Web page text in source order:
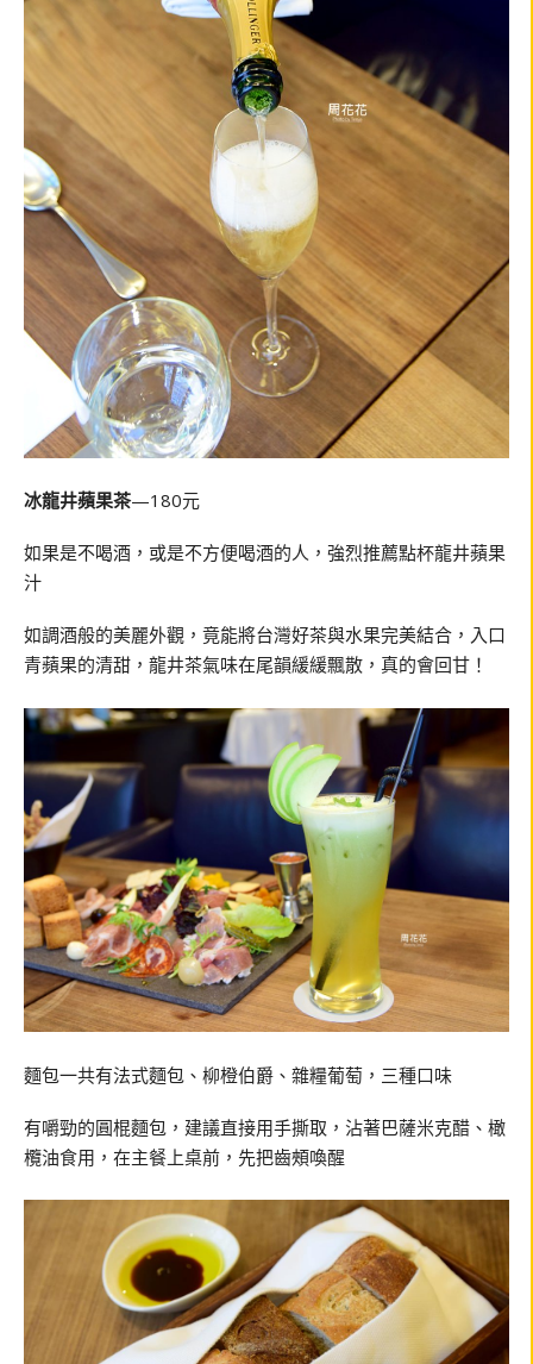
冰龍井蘋果茶—180元
如果是不喝酒，或是不方便喝酒的人，強烈推薦點杯龍井蘋果
汁
如調酒般的美麗外觀，竟能將台灣好茶與水果完美結合，入口
青蘋果的清甜，龍井茶氣味在尾韻緩緩飄散，真的會回甘！
麵包一共有法式麵包、柳橙伯爵、雜糧葡萄，三種口味
有嚼勁的圓棍麵包，建議直接用手撕取，沾著巴薩米克醋、橄
欖油食用，在主餐上桌前，先把齒頰喚醒